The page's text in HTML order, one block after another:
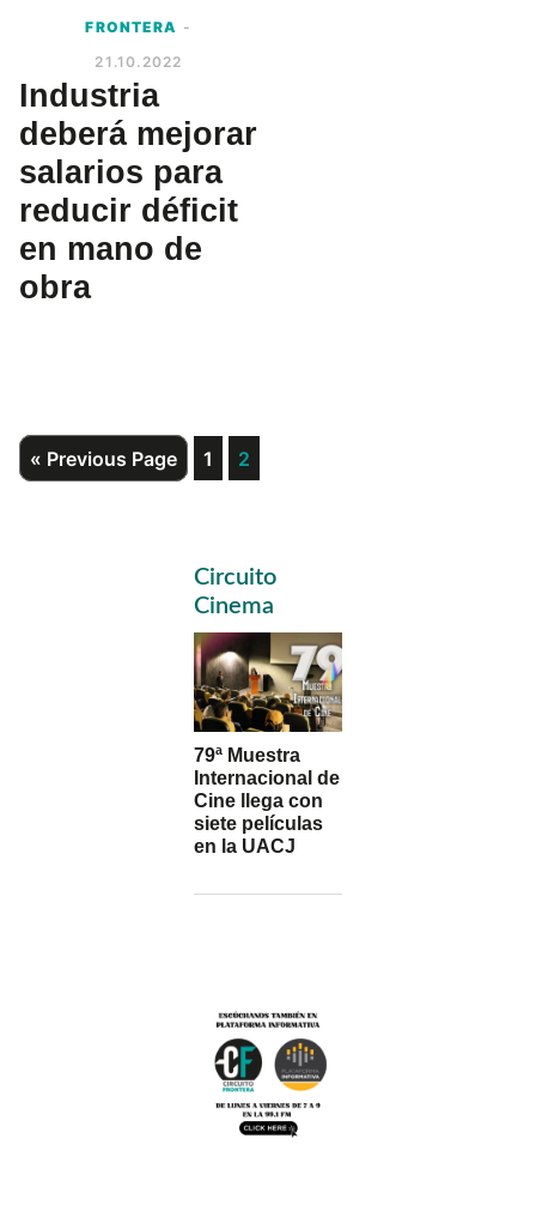
FRONTERA -
21.10.2022
Industria
deberá mejorar
salarios para
reducir déficit
en mano de
obra
« Go
to
Previous Page Page
1 Page
2
Primary
Sidebar
Circuito
Cinema
79ª Muestra
Internacional de
Cine llega con
siete películas
en la UACJ